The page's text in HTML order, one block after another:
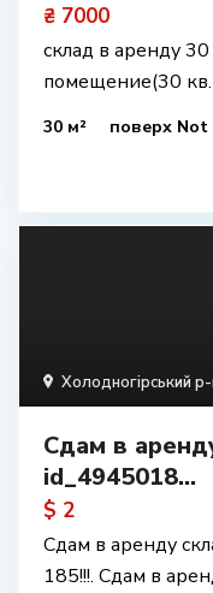
₴ 7000
склад в аренду
помещение(30
30 м² поверх
Холодногірський
Сдам в
id_4945018...
$ 2
Сдам в аренду
185!!!. Сдам в